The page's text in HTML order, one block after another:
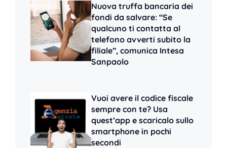
Nuova truffa bancaria dei
fondi da salvare: “Se
qualcuno ti contatta al
telefono avverti subito la
filiale”, comunica Intesa
Sanpaolo
Vuoi avere il codice fiscale
sempre con te? Usa
quest’app e scaricalo sullo
smartphone in pochi
secondi